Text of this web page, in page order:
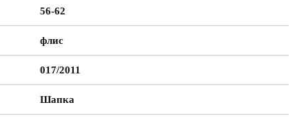
56-62
флис
017/2011
Шапка